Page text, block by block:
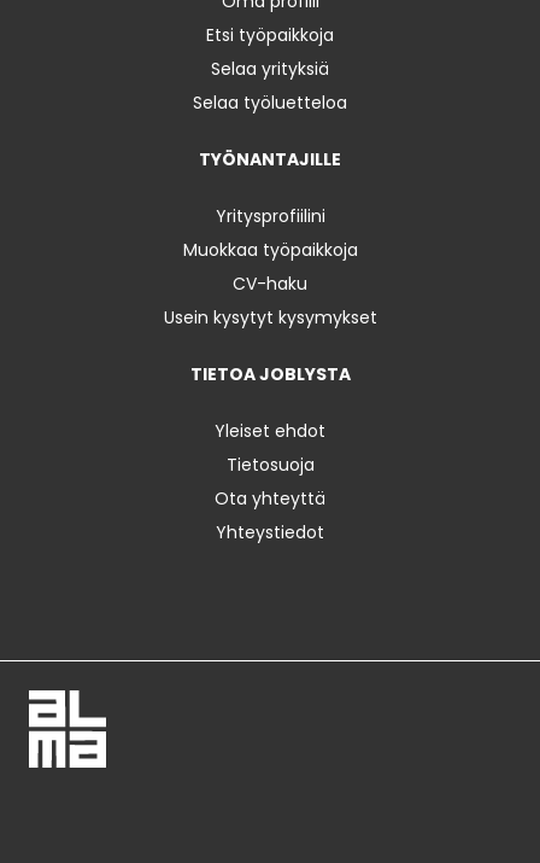
Etsi työpaikkoja
Selaa yrityksiä
Selaa työluetteloa
TYÖNANTAJILLE
Yritysprofiilini
Muokkaa työpaikkoja
CV-haku
Usein kysytyt kysymykset
TIETOA JOBLYSTA
Yleiset ehdot
Tietosuoja
Ota yhteyttä
Yhteystiedot